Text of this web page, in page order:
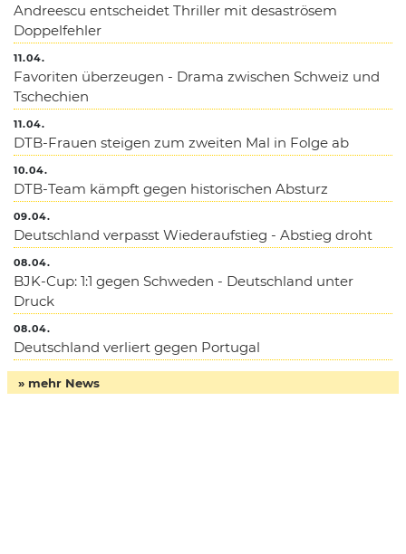
Andreescu entscheidet Thriller mit desaströsem
Doppelfehler
11.04.
Favoriten überzeugen - Drama zwischen Schweiz und
Tschechien
11.04.
DTB-Frauen steigen zum zweiten Mal in Folge ab
10.04.
DTB-Team kämpft gegen historischen Absturz
09.04.
Deutschland verpasst Wiederaufstieg - Abstieg droht
08.04.
BJK-Cup: 1:1 gegen Schweden - Deutschland unter
Druck
08.04.
Deutschland verliert gegen Portugal
» mehr News